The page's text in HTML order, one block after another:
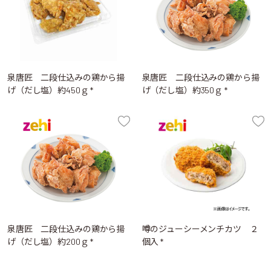
泉唐匠 二段仕込みの鶏から揚
げ（だし塩）約450ｇ *
泉唐匠 二段仕込みの鶏から揚
げ（だし塩）約350ｇ *
泉唐匠 二段仕込みの鶏から揚
げ（だし塩）約200ｇ *
噂のジューシーメンチカツ ２
個入 *